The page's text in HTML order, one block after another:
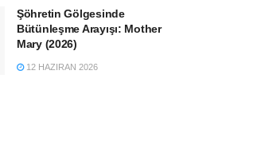
Şöhretin Gölgesinde
Bütünleşme Arayışı: Mother
Mary (2026)
12 HAZIRAN 2026